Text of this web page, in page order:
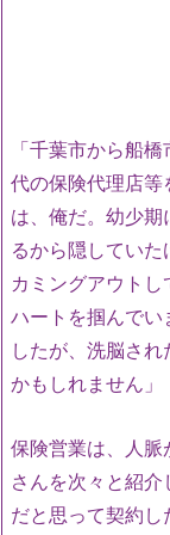
「千葉市から船
代の保険代理店等
は、俺だ。幼少
るから隠してい
カミングアウト
ハートを掴んで
したが、洗脳さ
かもしれません」
保険営業は、人脈
さんを次々と紹
だと思って契約し